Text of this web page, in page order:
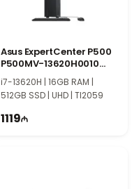
Asus ExpertCenter P500
P500MV-13620H0010
90PF05I1-M004S0
i7-13620H | 16GB RAM |
512GB SSD | UHD | TI2059
1119